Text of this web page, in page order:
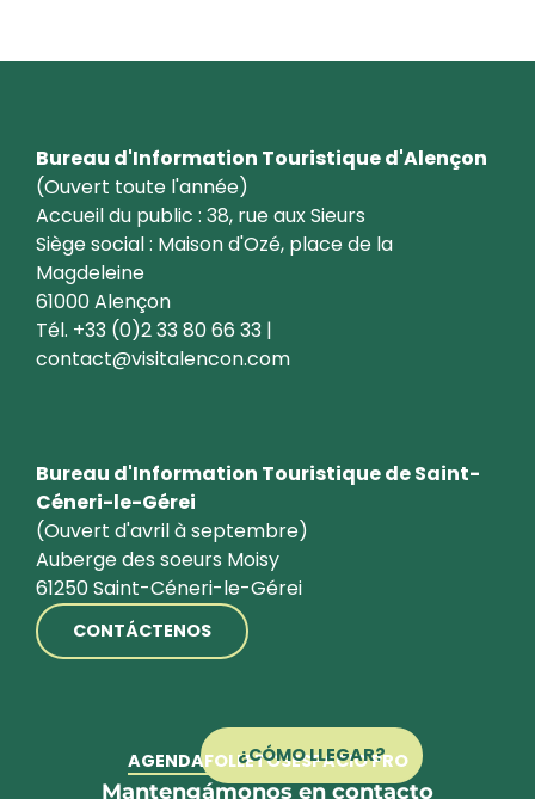
Bureau d'Information Touristique d'Alençon
(Ouvert toute l'année)
Accueil du public : 38, rue aux Sieurs
Siège social : Maison d'Ozé, place de la
Magdeleine
61000 Alençon
Tél. +33 (0)2 33 80 66 33 |
contact@visitalencon.com
Bureau d'Information Touristique de Saint-
Céneri-le-Gérei
(Ouvert d'avril à septembre)
Auberge des soeurs Moisy
61250 Saint-Céneri-le-Gérei
CONTÁCTENOS
¿CÓMO LLEGAR?
AGENDAFOLLETOSESPACIO PRO
Mantengámonos en contacto